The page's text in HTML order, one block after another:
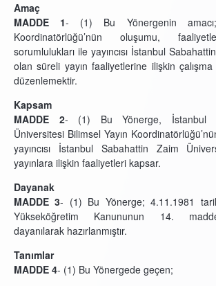
Amaç
MADDE 1- (1) Bu Yönergenin
Koordinatörlüğü’nün oluşumu,
sorumlulukları ile yayıncısı İstanbul
olan süreli yayın faaliyetlerine ilişkin çalışma
düzenlemektir.
Kapsam
MADDE 2- (1)
Bu Yönerge, İstanbul
Üniversitesi Bilimsel Yayın
yayıncısı İstanbul Sabahattin Zaim
yayınlara ilişkin faaliyetleri kapsar.
Dayanak
MADDE 3- (1) Bu Yönerge; 4.11.1981
Yükseköğretim Kanununun 14.
dayanılarak hazırlanmıştır.
Tanımlar
MADDE 4- (1) Bu Yönergede geçen;